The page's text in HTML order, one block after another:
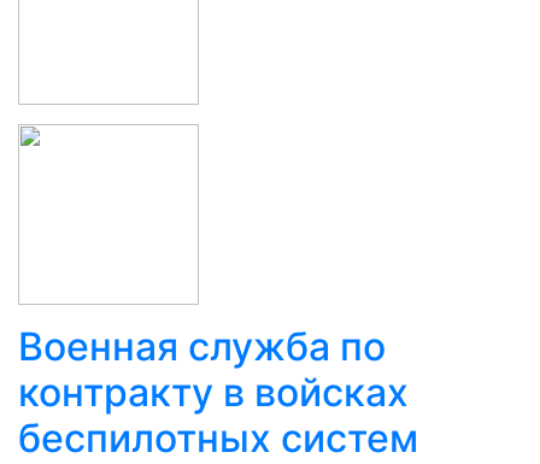
Военная служба по
контракту в войсках
беспилотных систем